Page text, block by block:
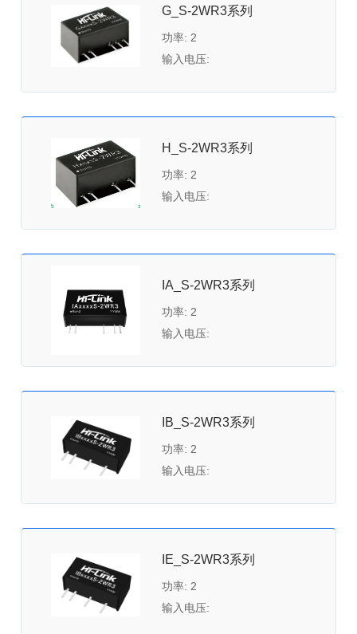
G_S-2WR3系列
功率: 2
输入电压:
H_S-2WR3系列
功率: 2
输入电压:
IA_S-2WR3系列
功率: 2
输入电压:
IB_S-2WR3系列
功率: 2
输入电压:
IE_S-2WR3系列
功率: 2
输入电压: